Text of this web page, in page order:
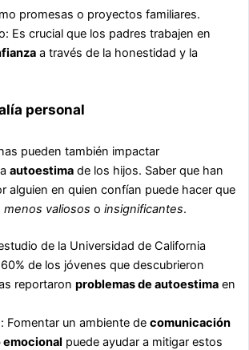
promesas o proyectos familiares.
Es crucial que los padres trabajen en
a través de la honestidad y la
personal
pueden también impactar
autoestima de los hijos. Saber que han
alguien en quien confían puede hacer que
menos valiosos o insignificantes.
de la Universidad de California
de los jóvenes que descubrieron
reportaron problemas de autoestima en
Fomentar un ambiente de comunicación
emocional puede ayudar a mitigar estos